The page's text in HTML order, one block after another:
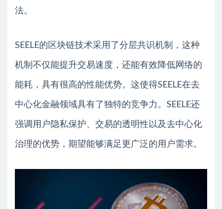
法。
SEELE的区块链技术采用了分层共识机制，这种
机制不仅能提升交易速度，还能有效降低网络的
能耗，具有很高的性能优势。这使得SEELE在去
中心化金融领域具有了独特的竞争力。SEELE还
强调用户隐私保护、交易的透明性以及去中心化
治理的优势，期望能够满足更广泛的用户需求。